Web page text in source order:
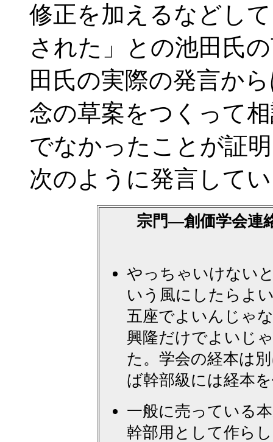
修正を加えるなどし
された」との池田氏
田氏の実際の発言か
念の草案をつくって
でなかったことが証
次のように発言して
宗門―創価学会連
やっちゃいけない
いう風にしたらよ
五座でよいんじゃ
興隆だけでよいじ
た。学会の経本は
ば幹部級には経本
一般に売っている
幹部用として作ら